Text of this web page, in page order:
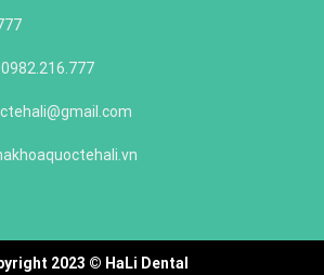
0982.216.777
2023 © HaLi Dental